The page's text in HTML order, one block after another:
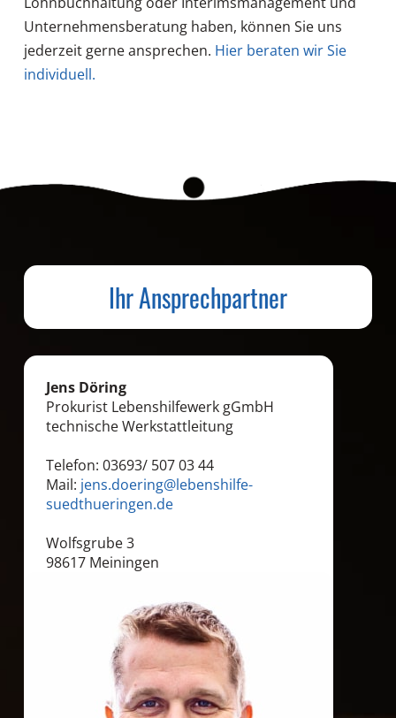
Unternehmensberatung haben, können Sie uns
jederzeit gerne ansprechen. Hier beraten wir Sie
individuell.
Ihr Ansprechpartner
Jens Döring
Prokurist Lebenshilfewerk gGmbH
technische Werkstattleitung
Telefon: 03693/ 507 03 44
Mail: jens.doering@lebenshilfe-
suedthueringen.de
Wolfsgrube 3
98617 Meiningen